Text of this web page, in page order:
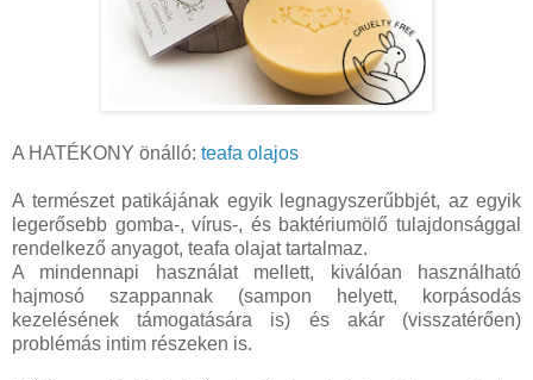
A HATÉKONY önálló: teafa olajos
A természet patikájának egyik legnagyszerűbbjét, az egyik
legerősebb gomba-, vírus-, és baktériumölő tulajdonsággal
rendelkező anyagot, teafa olajat tartalmaz.
A mindennapi használat mellett, kiválóan használható
hajmosó szappannak (sampon helyett, korpásodás
kezelésének támogatására is) és akár (visszatérően)
problémás intim részeken is.